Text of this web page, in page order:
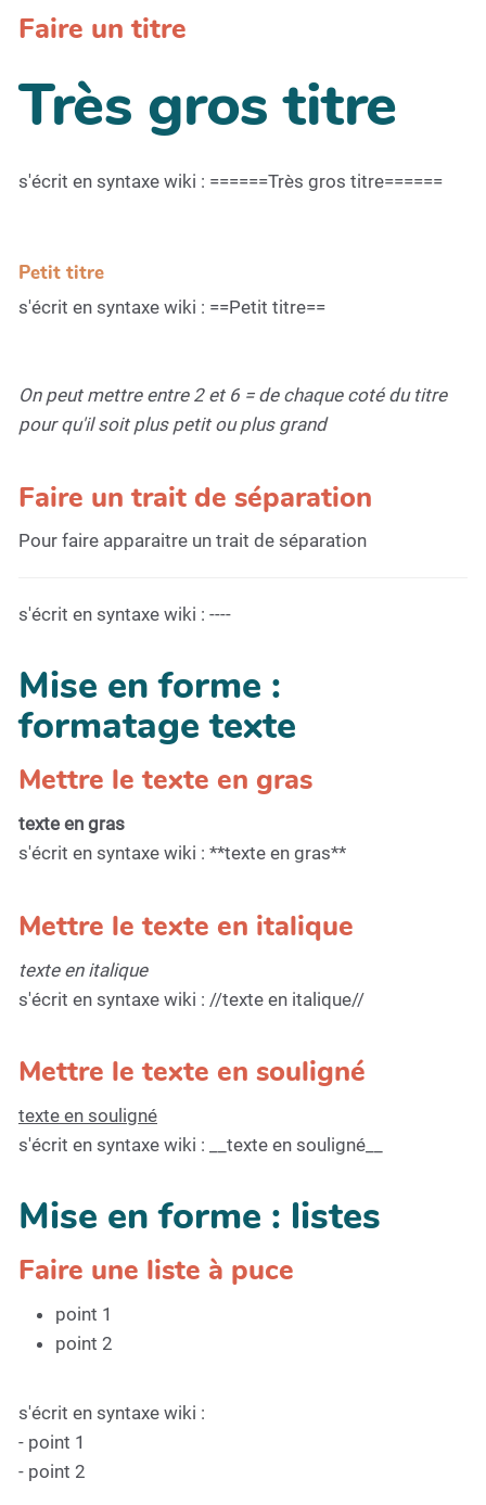
Faire un titre
Très gros titre
s'écrit en syntaxe wiki : ======Très gros titre======
Petit titre
s'écrit en syntaxe wiki : ==Petit titre==
On peut mettre entre 2 et 6 = de chaque coté du titre
pour qu'il soit plus petit ou plus grand
Faire un trait de séparation
Pour faire apparaitre un trait de séparation
s'écrit en syntaxe wiki : ----
Mise en forme :
formatage texte
Mettre le texte en gras
texte en gras
s'écrit en syntaxe wiki : **texte en gras**
Mettre le texte en italique
texte en italique
s'écrit en syntaxe wiki : //texte en italique//
Mettre le texte en souligné
texte en souligné
s'écrit en syntaxe wiki : __texte en souligné__
Mise en forme : listes
Faire une liste à puce
point 1
point 2
s'écrit en syntaxe wiki :
- point 1
- point 2